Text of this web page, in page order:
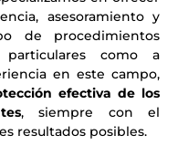
asesoramiento y
de procedimientos
como a
en este campo,
efectiva de los
, siempre con el
resultados posibles.